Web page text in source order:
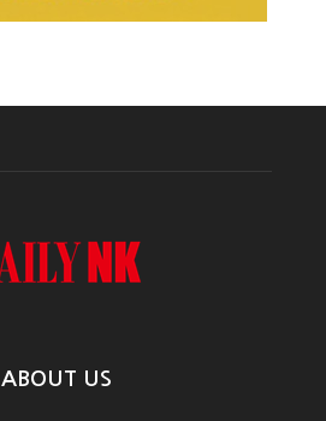
ABOUT US